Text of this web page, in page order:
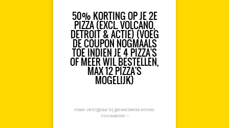
50% KORTING OP JE 2E
PIZZA (EXCL. VOLCANO,
DETROIT & ACTIE) (VOEG
DE COUPON NOGMAALS
TOE INDIEN JE 4 PIZZA'S
OF MEER WIL BESTELLEN,
MAX 12 PIZZA'S
MOGELIJK)
Alleen verkrijgbaar bij geselecteerde winkels.
Voorwaarden >